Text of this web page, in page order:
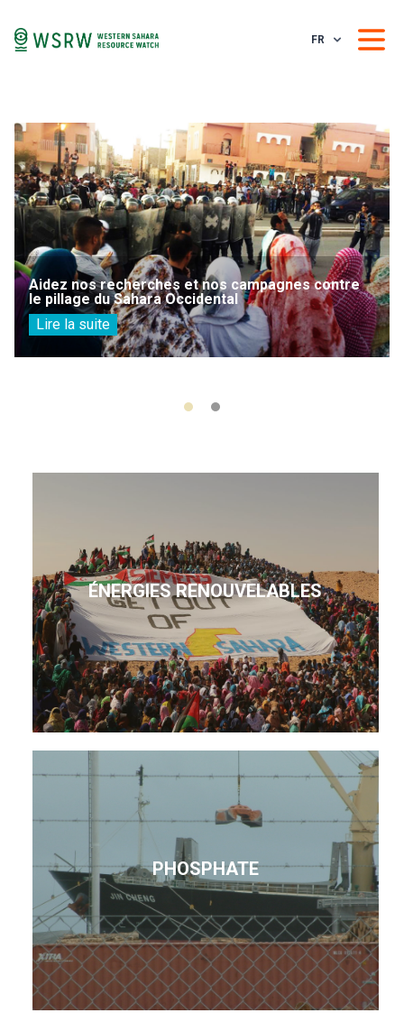
FR
Aidez nos recherches et nos campagnes contre
le pillage du Sahara Occidental
Lire la suite
ÉNERGIES RENOUVELABLES
PHOSPHATE